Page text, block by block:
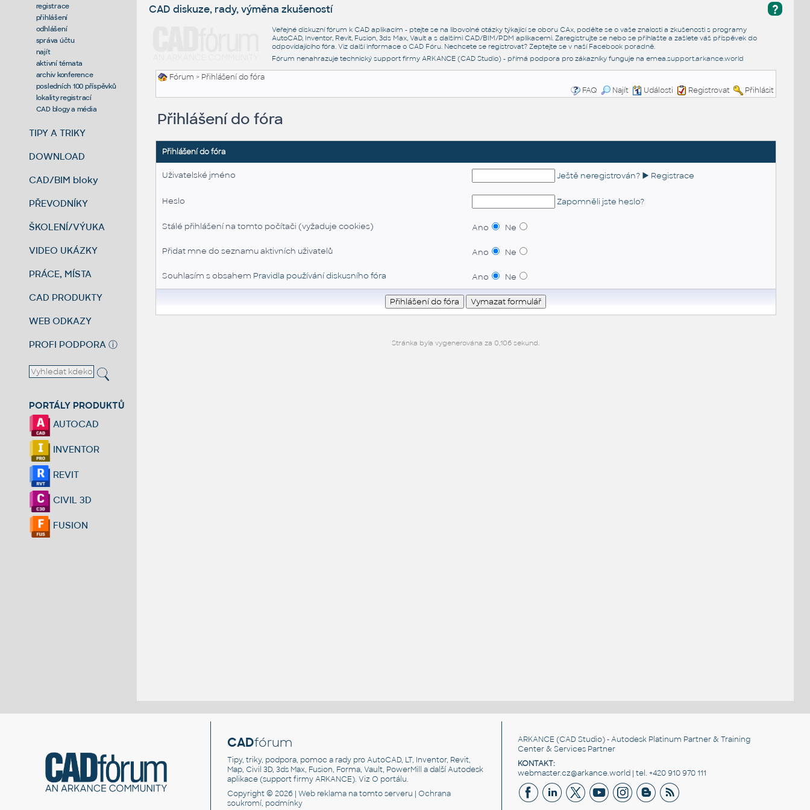
registrace
přihlášení
odhlášení
správa účtu
najít
aktivní témata
archiv konference
posledních 100 příspěvků
lokality registrací
CAD blogy a média
TIPY A TRIKY
DOWNLOAD
CAD/BIM bloky
PŘEVODNÍKY
ŠKOLENÍ/VÝUKA
VIDEO UKÁZKY
PRÁCE, MÍSTA
CAD PRODUKTY
WEB ODKAZY
PROFI PODPORA ⓘ
PORTÁLY PRODUKTŮ
AUTOCAD
INVENTOR
REVIT
CIVIL 3D
FUSION
?
CAD diskuze, rady, výměna zkušeností
Veřejné diskuzní fórum k CAD aplikacím - ptejte se na libovolné otázky týkající se oboru CAx, podělte se o vaše znalosti a zkušenosti s programy
AutoCAD, Inventor, Revit, Fusion, 3ds Max, Vault a s dalšími CAD/BIM/PDM aplikacemi. Zaregistrujte se nebo se přihlašte a zašlete váš příspěvek do
odpovídajícího fóra. Viz další informace o CAD Fóru. Nechcete se registrovat? Zeptejte se v naší Facebook poradně.
Fórum nenahrazuje technický support firmy ARKANCE (CAD Studio) - přímá podpora pro zákazníky funguje na emea.support.arkance.world
Fórum > Přihlášení do fóra
FAQ
Najít Události Registrovat Přihlásit
Přihlášení do fóra
Přihlášení do fóra
Uživatelské jméno Ještě neregistrován? ► Registrace
Heslo Zapomněli jste heslo?
Stálé přihlášení na tomto počítači (vyžaduje cookies) Ano Ne
Přidat mne do seznamu aktivních uživatelů Ano Ne
Souhlasím s obsahem Pravidla používání diskusního fóra Ano Ne
Stránka byla vygenerována za 0,106 sekund.
CADfórum
Tipy, triky, podpora, pomoc a rady pro AutoCAD, LT, Inventor, Revit,
Map, Civil 3D, 3ds Max, Fusion, Forma, Vault, PowerMill a další Autodesk
aplikace (support firmy ARKANCE). VizO portálu.
Copyright © 2026 |Web reklama na tomto serveru |Ochrana
soukromí, podmínky
ARKANCE (CAD Studio) - Autodesk Platinum Partner & Training
Center & Services Partner
KONTAKT:
webmaster.cz@arkance.world | tel. +420 910 970 111